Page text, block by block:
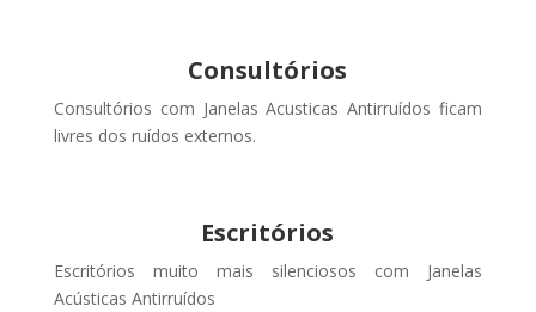
Consultórios
Consultórios com Janelas Acusticas Antirruídos ficam
livres dos ruídos externos.
Escritórios
Escritórios muito mais silenciosos com Janelas
Acústicas Antirruídos